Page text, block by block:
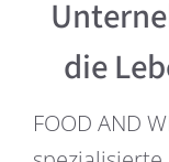
die
FOOD AND